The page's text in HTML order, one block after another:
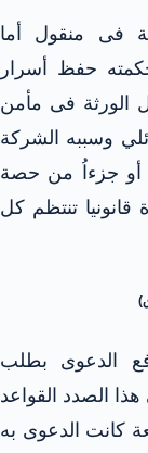
فى منقول أما
حفظ أسرار
الورثة فى مأمن
وسببه الشركة
أو جزءاُ من حصة
تنتظم كل
الدعوى بطلب
الصدد القواعد
كانت الدعوى به